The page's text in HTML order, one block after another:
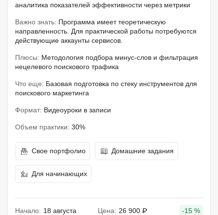
аналитика показателей эффективности через метрики
Важно знать: Программа имеет теоретическую
направленность. Для практической работы потребуются
действующие аккаунты сервисов.
Плюсы: Методология подбора минус-слов и фильтрация
нецелевого поискового трафика
Что еще: Базовая подготовка по стеку инструментов для
поискового маркетинга
Формат: Видеоуроки в записи
Объем практики: 30%
Свое портфолио Домашние задания
Для начинающих
Начало: 18 августа Цена: 26 900 ₽ -15 %